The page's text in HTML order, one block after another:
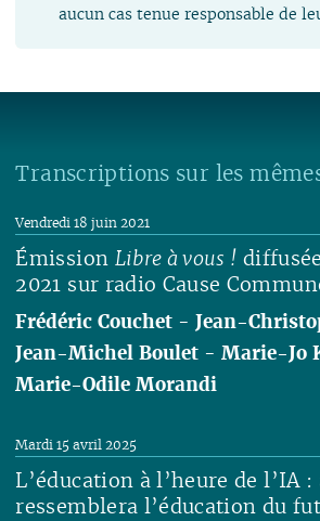
aucun cas tenue responsable de
Transcriptions sur les
Émission Libre à vous !
2021 sur radio Cause
Vendredi 18 juin 2021
Frédéric Couchet -Jean-
Jean-Michel Boulet -Marie-Jo
Marie-Odile Morandi
Lire
L’éducation à l’heure de l’IA :
ressemblera l’éducation du
Mardi 15 avril 2025